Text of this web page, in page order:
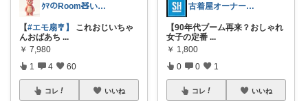
ｸﾏのRoom🧸いつもあざます😘✨️
【#エモ扇🎐】
これおじいちゃ
んおばあち ...
￥ 7,980
1 4 60
コレ いいね
古着屋オーナーが選ぶROOM
​【90年代ブーム再来？おしゃれ
女子の定番 ...
￥ 1,800
0 0 1
コレ いいね